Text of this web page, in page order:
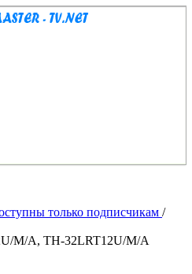
только подписчикам /
M/A, TH-32LRT12U/M/A